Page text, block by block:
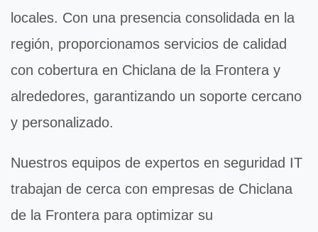
locales. Con una presencia consolidada en la
región, proporcionamos servicios de calidad
con cobertura en Chiclana de la Frontera y
alrededores, garantizando un soporte cercano
y personalizado.
Nuestros equipos de expertos en seguridad IT
trabajan de cerca con empresas de Chiclana
de la Frontera para optimizar su